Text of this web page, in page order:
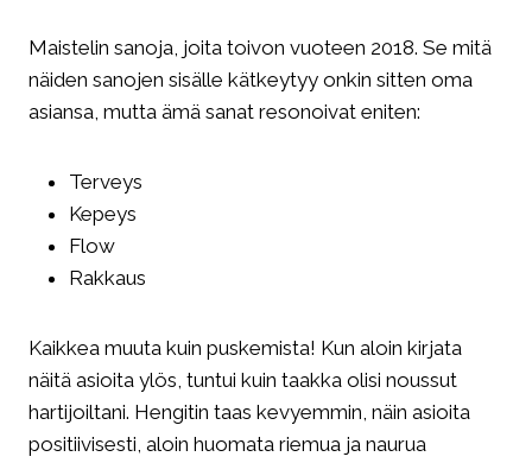
Maistelin sanoja, joita toivon vuoteen 2018. Se mitä
näiden sanojen sisälle kätkeytyy onkin sitten oma
asiansa, mutta ämä sanat resonoivat eniten:
Terveys
Kepeys
Flow
Rakkaus
Kaikkea muuta kuin puskemista! Kun aloin kirjata
näitä asioita ylös, tuntui kuin taakka olisi noussut
hartijoiltani. Hengitin taas kevyemmin, näin asioita
positiivisesti, aloin huomata riemua ja naurua